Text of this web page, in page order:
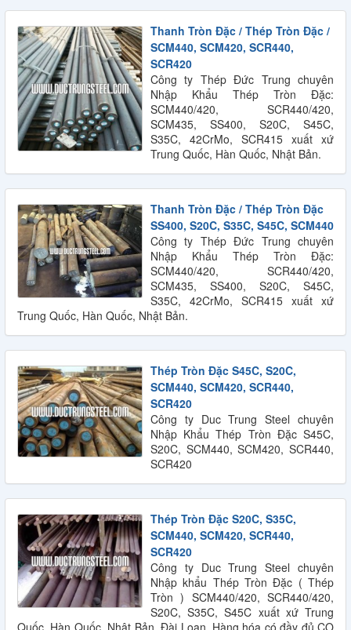
Thanh Tròn Đặc / Thép Tròn Đặc /
SCM440, SCM420, SCR440,
SCR420
Công ty Thép Đức Trung chuyên
Nhập Khẩu Thép Tròn Đặc:
SCM440/420, SCR440/420,
SCM435, SS400, S20C, S45C,
S35C, 42CrMo, SCR415 xuất xứ
Trung Quốc, Hàn Quốc, Nhật Bản.
Thanh Tròn Đặc / Thép Tròn Đặc
SS400, S20C, S35C, S45C, SCM440
Công ty Thép Đức Trung chuyên
Nhập Khẩu Thép Tròn Đặc:
SCM440/420, SCR440/420,
SCM435, SS400, S20C, S45C,
S35C, 42CrMo, SCR415 xuất xứ
Trung Quốc, Hàn Quốc, Nhật Bản.
Thép Tròn Đặc S45C, S20C,
SCM440, SCM420, SCR440,
SCR420
Công ty Duc Trung Steel chuyên
Nhập Khẩu Thép Tròn Đặc S45C,
S20C, SCM440, SCM420, SCR440,
SCR420
Thép Tròn Đặc S20C, S35C,
SCM440, SCM420, SCR440,
SCR420
Công ty Duc Trung Steel chuyên
Nhập khẩu Thép Tròn Đặc ( Thép
Tròn ) SCM440/420, SCR440/420,
S20C, S35C, S45C xuất xứ Trung
Quốc, Hàn Quốc, Nhật Bản, Đài Loan. Hàng hóa có đầy đủ CO